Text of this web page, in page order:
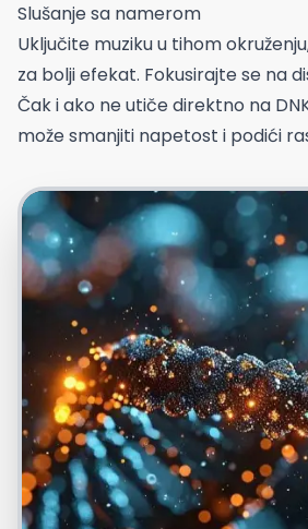
Slušanje sa namerom
Uključite muziku u tihom
za bolji efekat. Fokusirajte se na
Čak i ako ne utiče direktno na
može smanjiti napetost i podići